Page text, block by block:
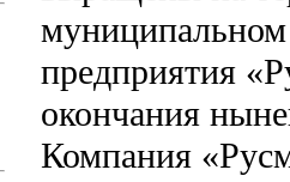
предприятия
окончания
Компания